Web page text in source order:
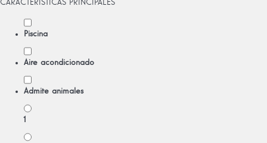
CARACTERÍSTICAS PRINCIPALES
Piscina
Aire acondicionado
Admite animales
1